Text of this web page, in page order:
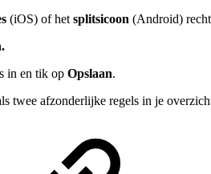
(iOS) of het splitsicoon (Android)
in en tik op Opslaan.
twee afzonderlijke regels in je